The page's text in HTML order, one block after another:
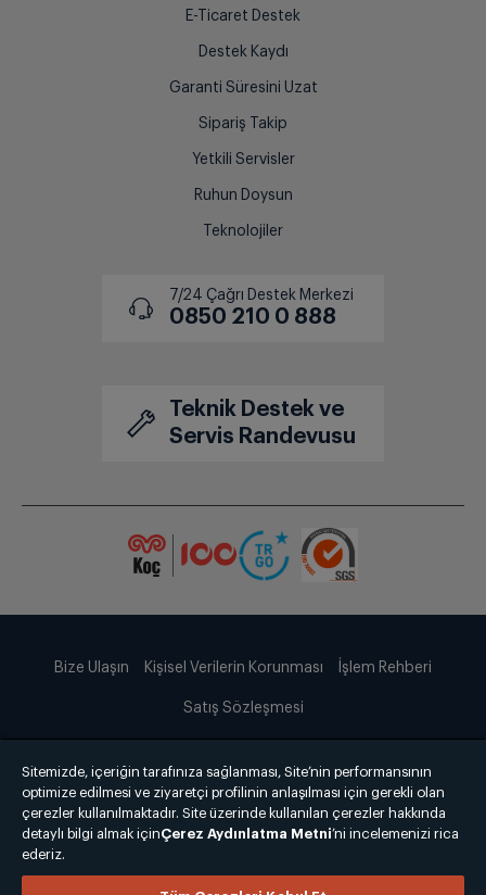
E-Ticaret Destek
Destek Kaydı
Garanti Süresini Uzat
Sipariş Takip
Yetkili Servisler
Ruhun Doysun
Teknolojiler
7/24 Çağrı Destek Merkezi
0850 210 0 888
Teknik Destek ve
Servis Randevusu
Bize Ulaşın Kişisel Verilerin Korunması İşlem Rehberi
Satış Sözleşmesi
Sitemizde, içeriğin tarafınıza sağlanması, Site’nin performansının
optimize edilmesi ve ziyaretçi profilinin anlaşılması için gerekli olan
çerezler kullanılmaktadır. Site üzerinde kullanılan çerezler hakkında
detaylı bilgi almak içinÇerez Aydınlatma Metni’ni incelemenizi rica
ederiz.